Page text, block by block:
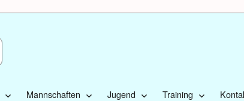
Mannschaften Jugend Training